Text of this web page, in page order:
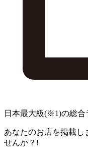
日本最大級(※1)の総合
あなたのお店を掲載し
せんか？!